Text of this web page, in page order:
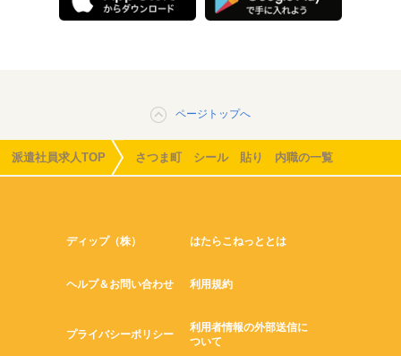
ページトップへ
派遣社員求人TOP さつま町 シール 貼り 内職の一覧
ディップ（株） はたらこねっととは
ヘルプ＆お問い合わせ 利用規約
プライバシーポリシー
利用者情報の外部送信に
ついて